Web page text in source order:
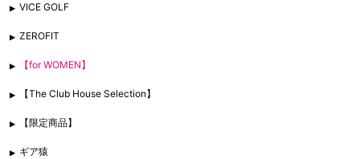
VICE GOLF
ZEROFIT
【for WOMEN】
【The Club House Selection】
【限定商品】
ギア猿